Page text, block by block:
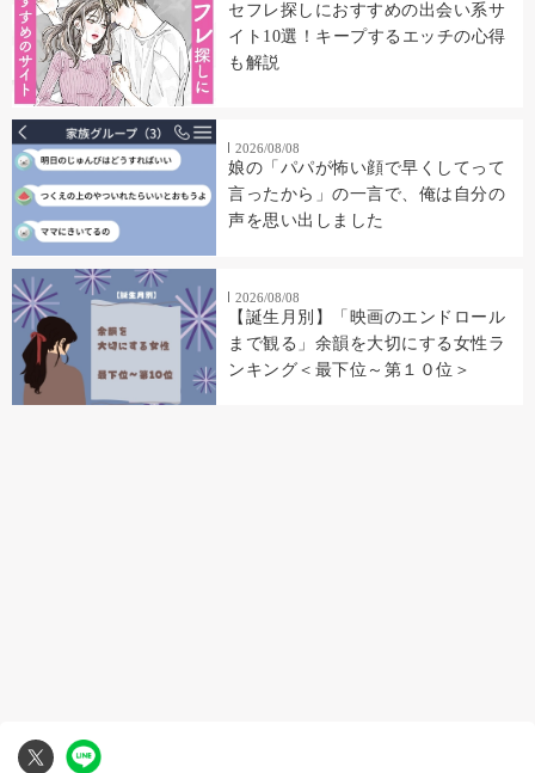
セフレ探しにおすすめの出会い系サ
イト10選！キープするエッチの心得
も解説
2026/08/08
娘の「パパが怖い顔で早くしてって
言ったから」の一言で、俺は自分の
声を思い出しました
2026/08/08
【誕生月別】「映画のエンドロール
まで観る」余韻を大切にする女性ラ
ンキング＜最下位～第１０位＞